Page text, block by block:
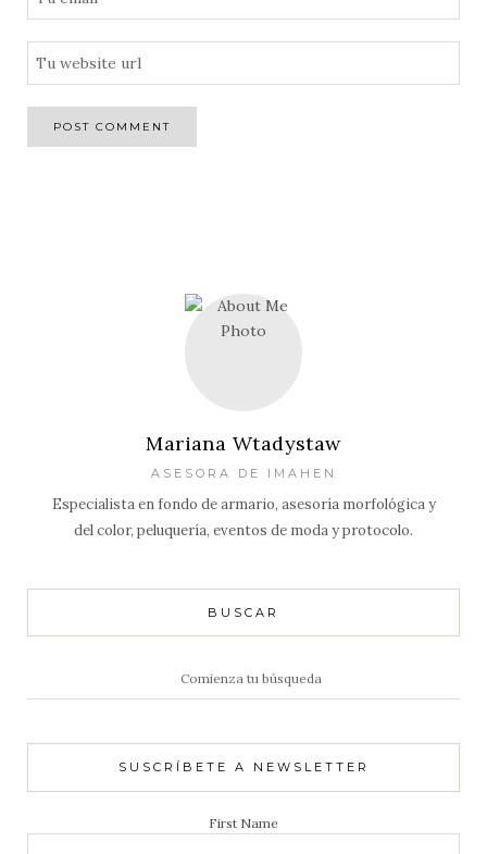
Mariana Wtadystaw
ASESORA DE IMAHEN
Especialista en fondo de armario, asesoría morfológica y
del color, peluquería, eventos de moda y protocolo.
BUSCAR
SUSCRÍBETE A NEWSLETTER
First Name